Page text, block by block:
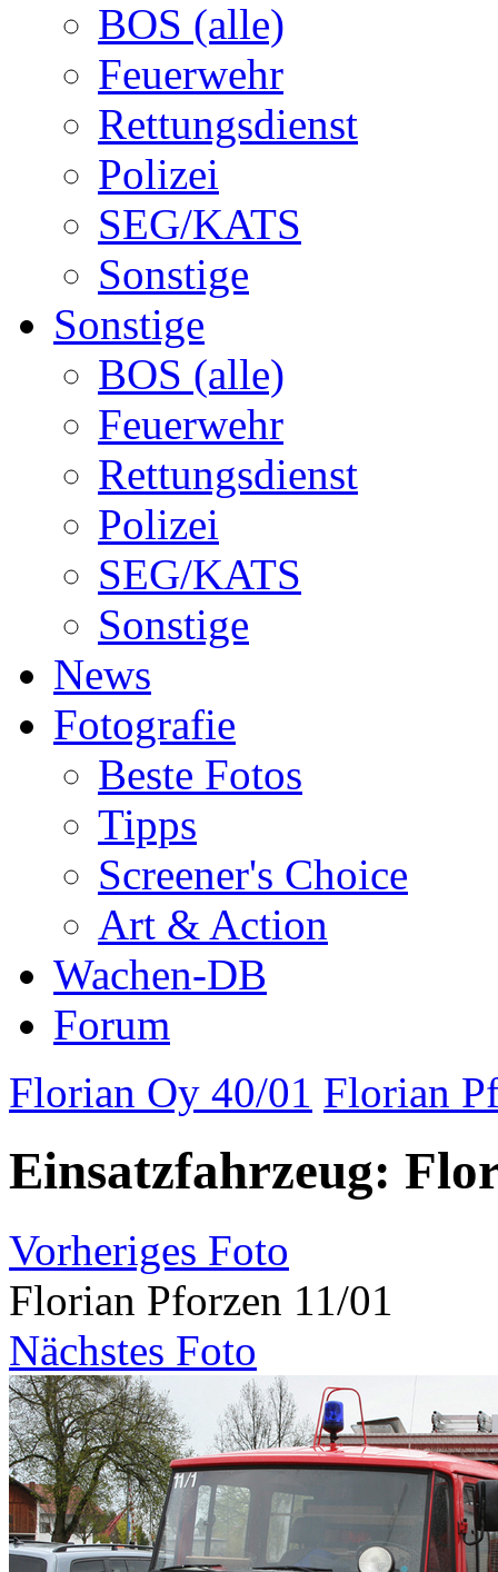
BOS (alle)
Feuerwehr
Rettungsdienst
Polizei
SEG/KATS
Sonstige
Sonstige
BOS (alle)
Feuerwehr
Rettungsdienst
Polizei
SEG/KATS
Sonstige
News
Fotografie
Beste Fotos
Tipps
Screener's Choice
Art & Action
Wachen-DB
Forum
Florian Oy 40/01 Florian
Einsatzfahrzeug:
Vorheriges Foto
Florian Pforzen 11/01
Nächstes Foto